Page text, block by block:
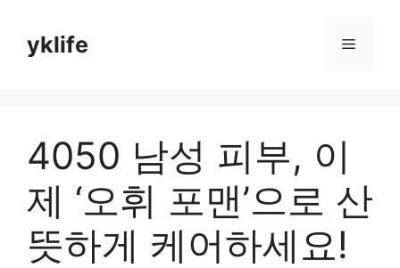
contentyklife Menu
4050 남성 피부, 이
제 ‘오휘 포맨’으로 산
뜻하게 케어하세요!